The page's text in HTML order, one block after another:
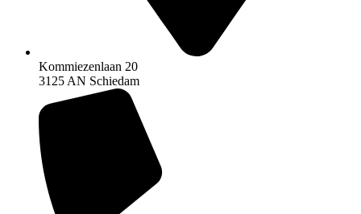
Kommiezenlaan 20
3125 AN Schiedam